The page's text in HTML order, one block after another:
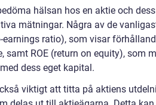
hälsan hos en aktie och
mätningar. Några av de
earnings ratio), som visar
samt ROE (return on equity), som
dess eget kapital.
viktigt att titta på aktiens